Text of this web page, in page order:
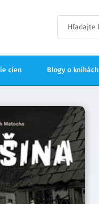
cien Blogy o knihách